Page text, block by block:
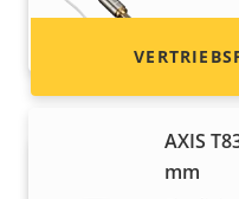
AXIS
mm